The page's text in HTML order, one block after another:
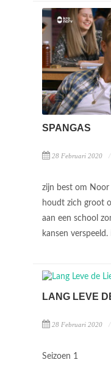
SPANGAS
28 Februari 2020
zijn best om Noor
houdt zich groot
aan een school
kansen
LANG LEVE
28 Februari 2020
Seizoen 1